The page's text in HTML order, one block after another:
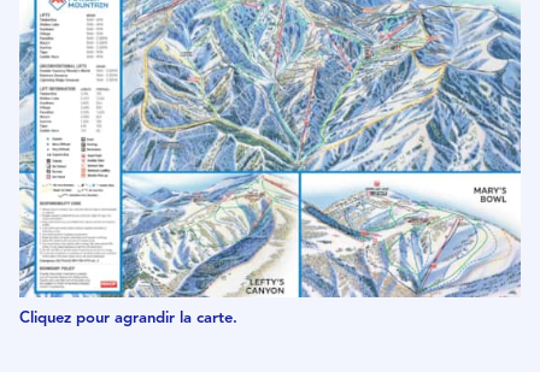
Cliquez pour agrandir la carte.